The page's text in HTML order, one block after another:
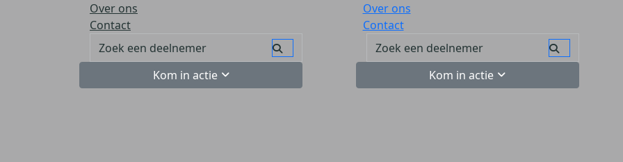
Over ons
Contact
Kom in actie
Over ons
Contact
Kom in actie